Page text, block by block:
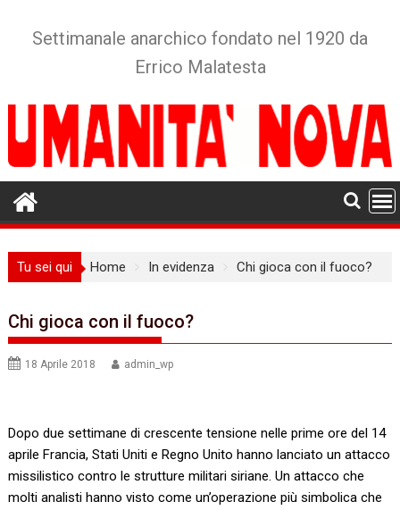
Settimanale anarchico fondato nel 1920 da
Errico Malatesta
Tu sei qui Home In evidenza Chi gioca con il fuoco?
Chi gioca con il fuoco?
18 Aprile 2018 admin_wp
Dopo due settimane di crescente tensione nelle prime ore del 14
aprile Francia, Stati Uniti e Regno Unito hanno lanciato un attacco
missilistico contro le strutture militari siriane. Un attacco che
molti analisti hanno visto come un’operazione più simbolica che